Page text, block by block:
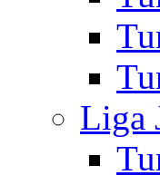
Liga